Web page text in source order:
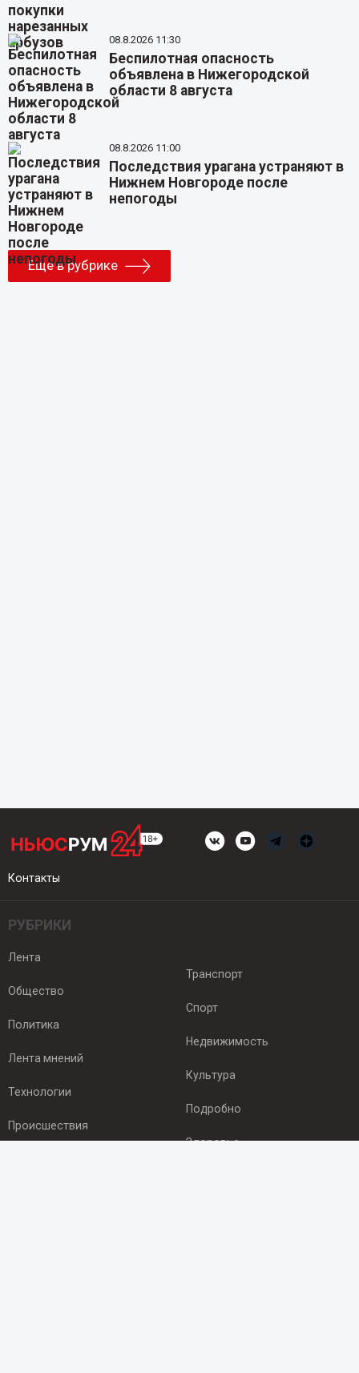
08.8.2026 11:30
Беспилотная опасность
объявлена в Нижегородской
области 8 августа
08.8.2026 11:00
Последствия урагана устраняют в
Нижнем Новгороде после
непогоды
Еще в рубрике
Контакты
РУБРИКИ
Лента
Общество
Политика
Лента мнений
Технологии
Происшествия
Транспорт
Спорт
Недвижимость
Культура
Подробно
Здоровье